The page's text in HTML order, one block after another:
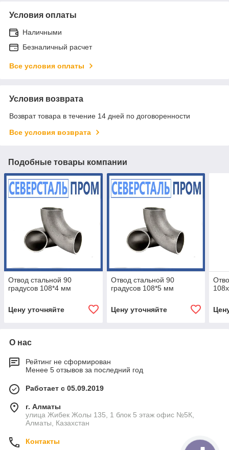
Условия оплаты
Наличными
Безналичный расчет
Все условия оплаты
Условия возврата
Возврат товара в течение 14 дней по договоренности
Все условия возврата
Подобные товары компании
Отвод стальной 90
градусов 108*4 мм
Цену уточняйте
Отвод стальной 90
градусов 108*5 мм
Цену уточняйте
О нас
Рейтинг не сформирован
Менее 5 отзывов за последний год
Работает с 05.09.2019
г. Алматы
улица Жибек Жолы 135, 1 блок 5 этаж офис №5К,
Алматы, Казахстан
Контакты